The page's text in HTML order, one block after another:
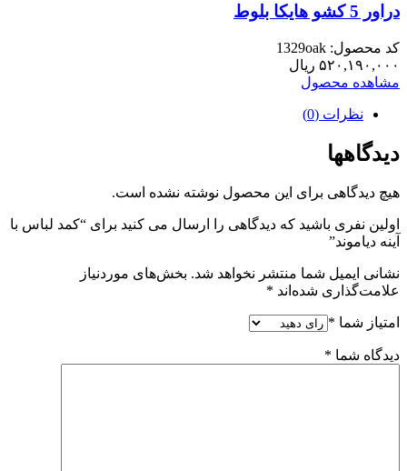
دراور 5 کشو هایکا بلوط
کد محصول: 1329oak
۵۲۰,۱۹۰,۰۰۰ ریال
مشاهده محصول
نظرات (0)
دیدگاهها
هیچ دیدگاهی برای این محصول نوشته نشده است.
اولین نفری باشید که دیدگاهی را ارسال می کنید برای “کمد لباس با
آینه دیاموند”
نشانی ایمیل شما منتشر نخواهد شد. بخش‌های موردنیاز
علامت‌گذاری شده‌اند *
امتیاز شما *
دیدگاه شما *